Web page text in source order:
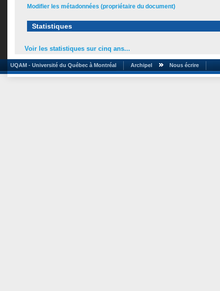
Modifier les métadonnées (propriétaire du document)
Statistiques
Voir les statistiques sur cinq ans...
UQAM - Université du Québec à Montréal Archipel Nous écrire